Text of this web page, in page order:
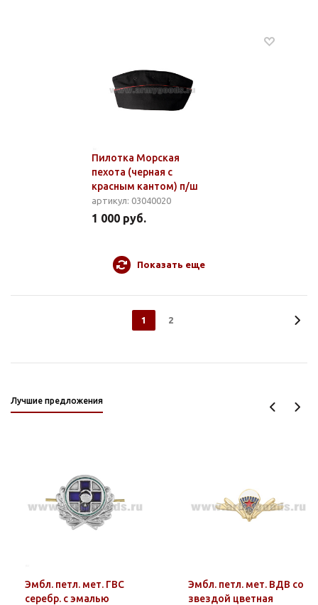
Пилотка Морская
пехота (черная с
красным кантом) п/ш
артикул: 03040020
1 000 руб.
Показать еще
1 2
Лучшие предложения
Эмбл. петл. мет. ГВС
серебр. с эмалью
Эмбл. петл. мет. ВДВ со
звездой цветная